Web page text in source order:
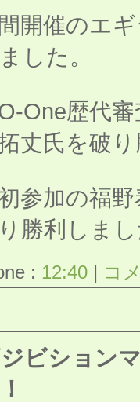
開催のエ
した。
One歴代
丈氏を破
参加の福
勝利しま
: 12:40 | コ
ビション